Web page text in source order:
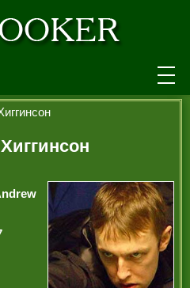
БРЕЙКИ
БРЕЙКИ